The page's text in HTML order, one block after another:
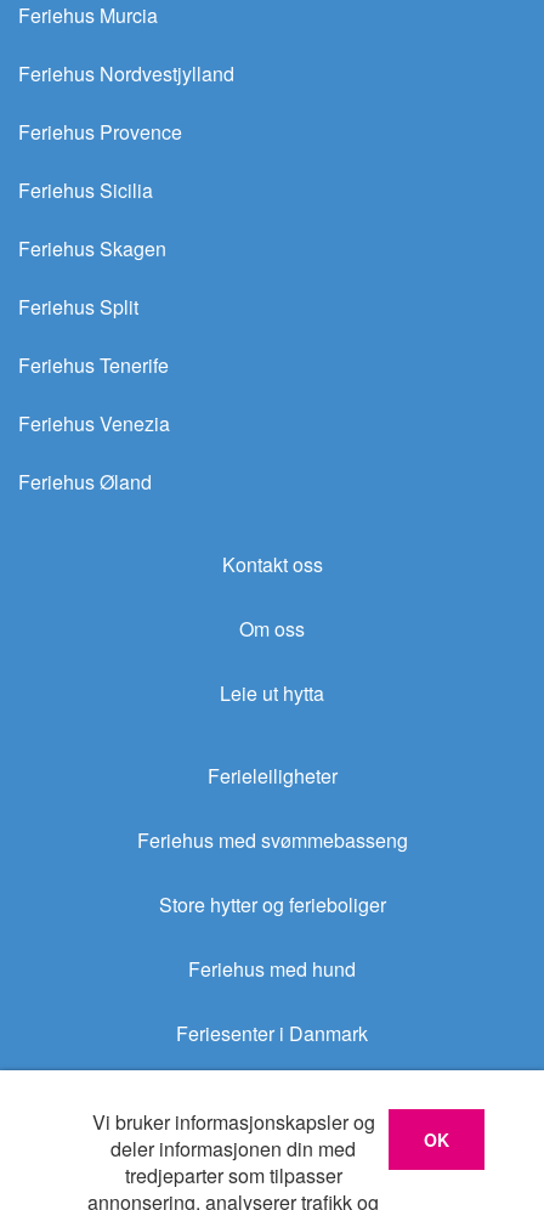
Feriehus Murcia
Feriehus Nordvestjylland
Feriehus Provence
Feriehus Sicilia
Feriehus Skagen
Feriehus Split
Feriehus Tenerife
Feriehus Venezia
Feriehus Øland
Kontakt oss
Om oss
Leie ut hytta
Ferieleiligheter
Feriehus med svømmebasseng
Store hytter og ferieboliger
Feriehus med hund
Feriesenter i Danmark
Sommerhus.no
Sommerhus.dk
Vi bruker informasjonskapsler og
deler informasjonen din med
tredjeparter som tilpasser
annonsering, analyserer trafikk og
OK